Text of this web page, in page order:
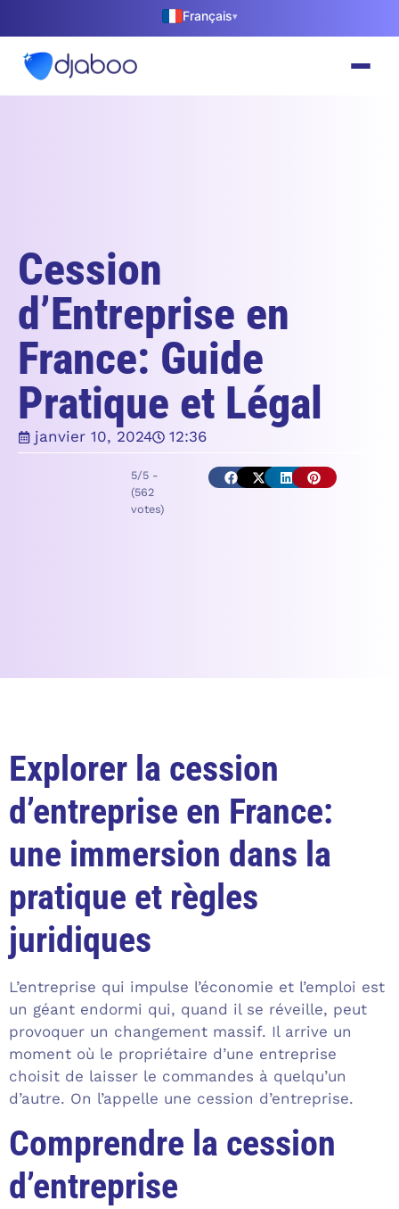
Français▾
Cession
d’Entreprise en
France: Guide
Pratique et Légal
janvier 10, 2024 12:36
5/5 -
(562
votes)
Explorer la cession
d’entreprise en France:
une immersion dans la
pratique et règles
juridiques
L’entreprise qui impulse l’économie et l’emploi est
un géant endormi qui, quand il se réveille, peut
provoquer un changement massif. Il arrive un
moment où le propriétaire d’une entreprise
choisit de laisser le commandes à quelqu’un
d’autre. On l’appelle une cession d’entreprise.
Comprendre la cession
d’entreprise